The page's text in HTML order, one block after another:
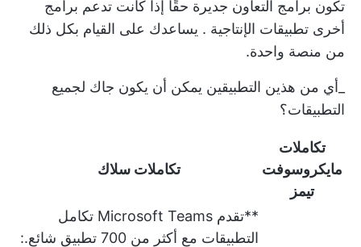
تكون برامج التعاون جديرة حقًا إذا كانت تدعم برامج
أخرى تطبيقات الإنتاجية . يساعدك على القيام بكل ذلك
من منصة واحدة.
_أي من هذين التطبيقين يمكن أن يكون جاك لجميع
التطبيقات؟
تكاملات
مايكروسوفت
تيمز
تكاملات سلاك
**
تقدم Microsoft Teams تكامل
التطبيقات مع أكثر من 700 تطبيق شائع.
: